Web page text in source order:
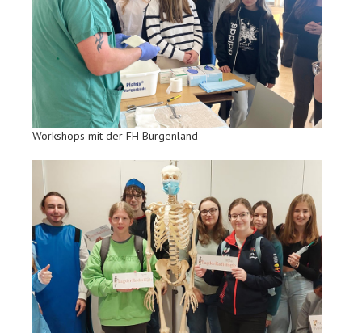
Workshops mit der FH Burgenland